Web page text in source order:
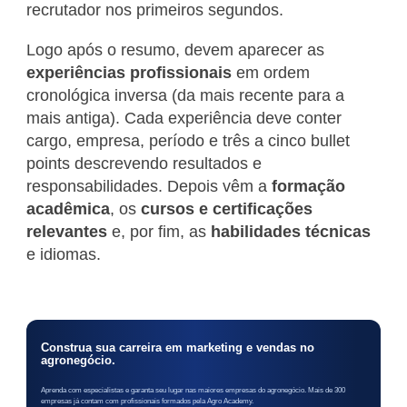
recrutador nos primeiros segundos.
Logo após o resumo, devem aparecer as
experiências profissionais em ordem
cronológica inversa (da mais recente para a
mais antiga). Cada experiência deve conter
cargo, empresa, período e três a cinco bullet
points descrevendo resultados e
responsabilidades. Depois vêm aformação
acadêmica, oscursos e certificações
relevantes e, por fim, as habilidades técnicas
e idiomas.
Construa sua carreira em marketing e vendas no
agronegócio.
Aprenda com especialistas e garanta seu lugar nas maiores empresas do agronegócio. Mais de 300
empresas já contam com profissionais formados pela Agro Academy.